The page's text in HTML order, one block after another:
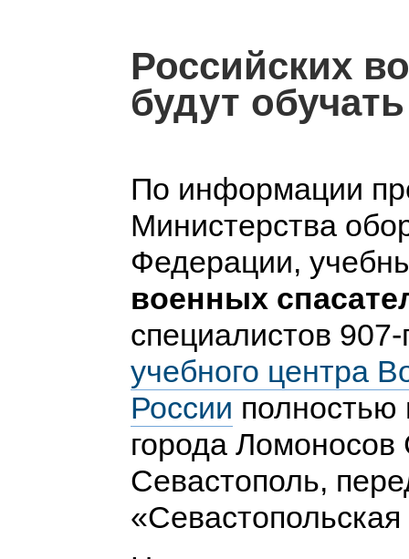
Российских
будут
По информации
Министерства
Федерации,
военных
специалистов
учебного центра
России полностью
города Ломоносов
Севастополь,